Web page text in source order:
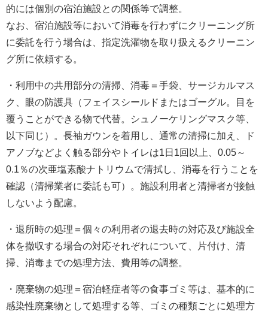
的には個別の宿泊施設との関係等で調整。
なお、宿泊施設等において消毒を行わずにクリーニング所
に委託を行う場合は、指定洗濯物を取り扱えるクリーニン
グ所に依頼する。
・利用中の共用部分の清掃、消毒＝手袋、サージカルマス
ク、眼の防護具（フェイスシールドまたはゴーグル。目を
覆うことができる物で代替。シュノーケリングマスク等、
以下同じ）。長袖ガウンを着用し、通常の清掃に加え、ド
アノブなどよく触る部分やトイレは1日1回以上、0.05～
0.1％の次亜塩素酸ナトリウムで清拭し、消毒を行うことを
確認（清掃業者に委託も可）。施設利用者と清掃者が接触
しないよう配慮。
・退所時の処理＝個々の利用者の退去時の対応及び施設全
体を撤収する場合の対応それぞれについて、片付け、清
掃、消毒までの処理方法、費用等の調整。
・廃棄物の処理＝宿泊軽症者等の食事ゴミ等は、基本的に
感染性廃棄物として処理する等、ゴミの種類ごとに処理方